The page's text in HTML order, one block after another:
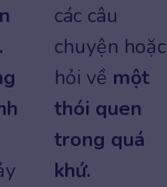
các câu
chuyện hoặc
hỏi về một
thói quen
trong quá
khứ.